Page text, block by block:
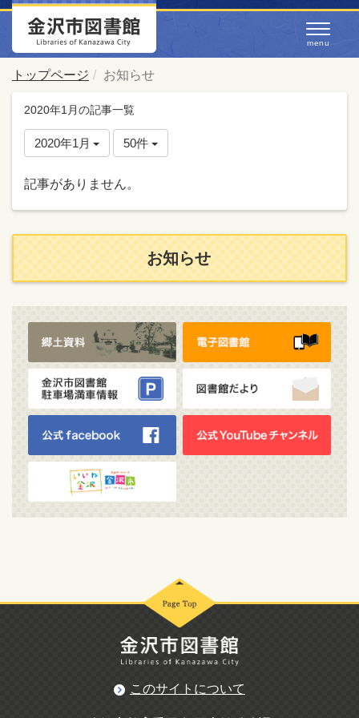
トップページ お知らせ
2020年1月の記事一覧
2020年1月 50件
記事がありません。
お知らせ
このサイトについて